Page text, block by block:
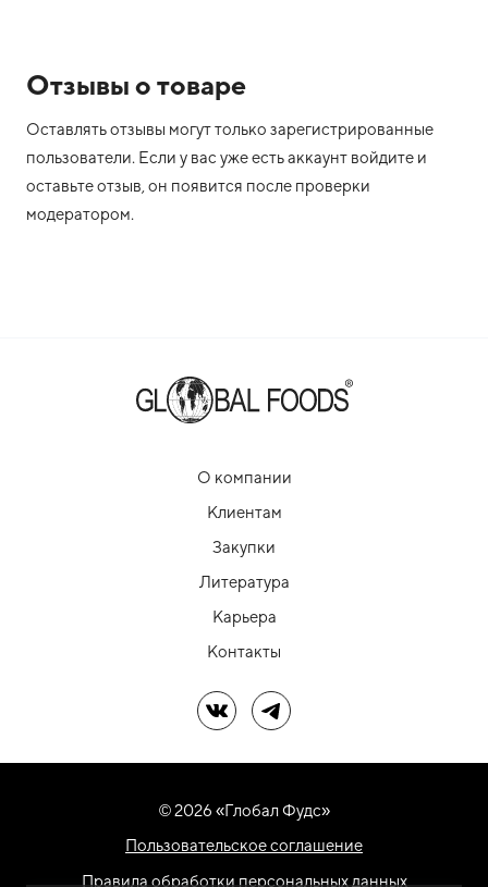
Отзывы о товаре
Оставлять отзывы могут только зарегистрированные
пользователи. Если у вас уже есть аккаунт войдите и
оставьте отзыв, он появится после проверки
модератором.
О компании
Клиентам
Закупки
Литература
Карьера
Контакты
Мы в ВКМы в Telegram
© 2026 «Глобал Фудс»
Пользовательское соглашение
Правила обработки персональных данных